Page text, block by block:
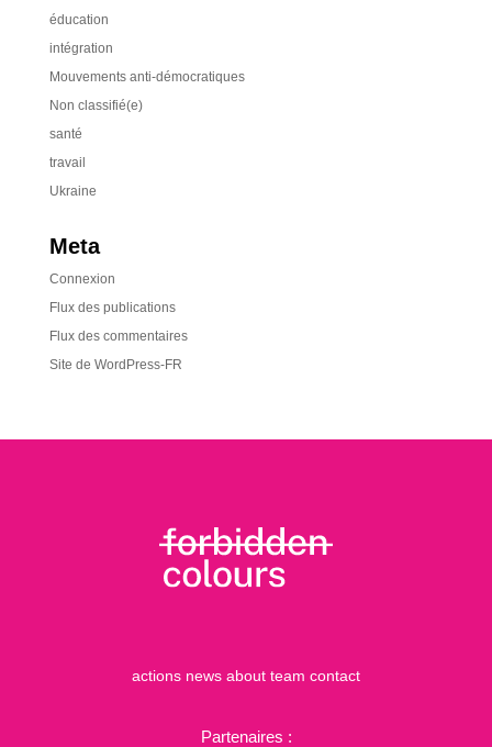
éducation
intégration
Mouvements anti-démocratiques
Non classifié(e)
santé
travail
Ukraine
Meta
Connexion
Flux des publications
Flux des commentaires
Site de WordPress-FR
actions news about team contact
Partenaires :